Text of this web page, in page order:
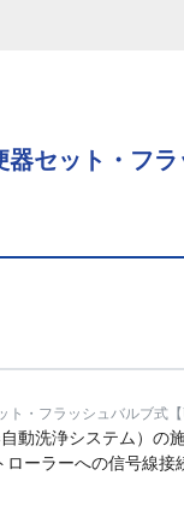
セット・フラ
ト・フラッシュバルブ式【
動洗浄システム）の
ローラーへの信号線接